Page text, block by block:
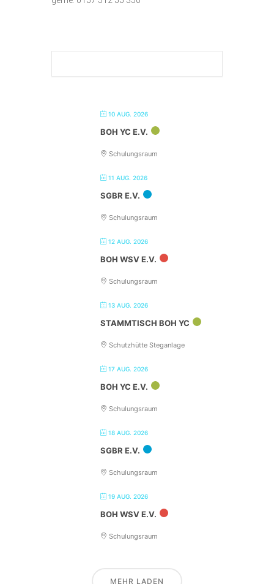
10 AUG. 2026
BOH YC E.V.
Schulungsraum
11 AUG. 2026
SGBR E.V.
Schulungsraum
12 AUG. 2026
BOH WSV E.V.
Schulungsraum
13 AUG. 2026
STAMMTISCH BOH YC
Schutzhütte Steganlage
17 AUG. 2026
BOH YC E.V.
Schulungsraum
18 AUG. 2026
SGBR E.V.
Schulungsraum
19 AUG. 2026
BOH WSV E.V.
Schulungsraum
MEHR LADEN